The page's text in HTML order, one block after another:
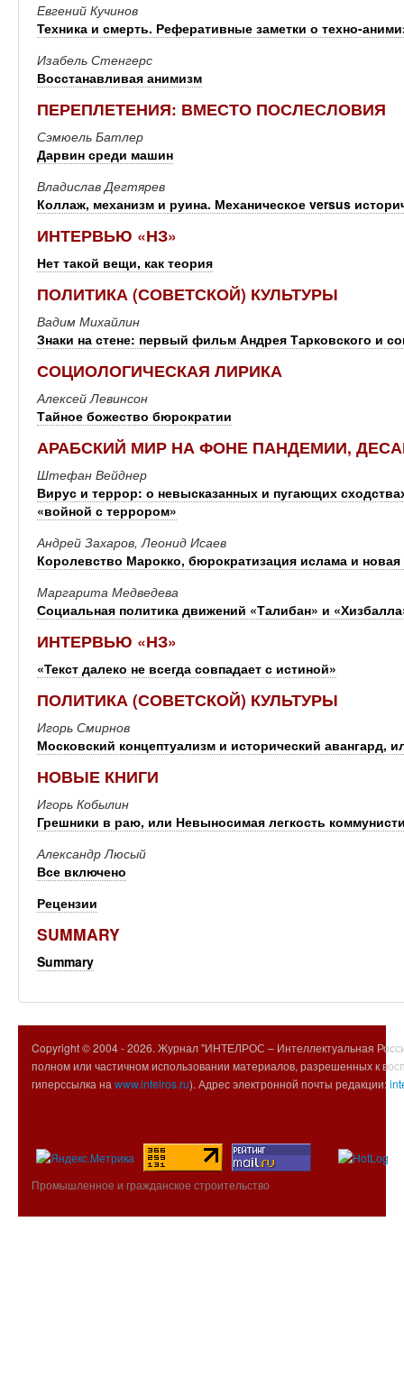
Евгений Кучинов
Техника и смерть. Реферативные заметки о техно-
Изабель Стенгерс
Восстанавливая анимизм
ПЕРЕПЛЕТЕНИЯ: ВМЕСТО ПОСЛЕСЛОВИЯ
Сэмюель Батлер
Дарвин среди машин
Владислав Дегтярев
Коллаж, механизм и руина. Механическое versus
ИНТЕРВЬЮ «НЗ»
Нет такой вещи, как теория
ПОЛИТИКА (СОВЕТСКОЙ) КУЛЬТУРЫ
Вадим Михайлин
Знаки на стене: первый фильм Андрея Тарковского и
СОЦИОЛОГИЧЕСКАЯ ЛИРИКА
Алексей Левинсон
Тайное божество бюрократии
АРАБСКИЙ МИР НА ФОНЕ ПАНДЕМИИ,
Штефан Вейднер
Вирус и террор: о невысказанных и пугающих
«войной с террором»
Андрей Захаров, Леонид Исаев
Королевство Марокко, бюрократизация ислама и новая
Маргарита Медведева
Социальная политика движений «Талибан» и
ИНТЕРВЬЮ «НЗ»
«Текст далеко не всегда совпадает с истиной»
ПОЛИТИКА (СОВЕТСКОЙ) КУЛЬТУРЫ
Игорь Смирнов
Московский концептуализм и исторический авангард,
НОВЫЕ КНИГИ
Игорь Кобылин
Грешники в раю, или Невыносимая легкость
Александр Люсый
Все включено
Рецензии
SUMMARY
Summary
Copyright © 2004 -2026. Журнал "ИНТЕЛРОС – Интеллектуальная
полном или частичном использовании материалов, разрешенных к
гиперссылка на www.intelros.ru). Адрес электронной почты редакции:
Промышленное и гражданское строительство